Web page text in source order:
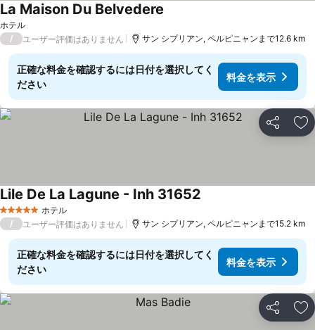
ホテル
La Maison Du Belvedere
/ ユーザー評価はありません サン シプリアン, ペルピニャンまで12.6 km
正確な料金を確認するには日付を選択してく
ださい
料金を表示
シェア お
5 ホテルのランク
ホテル
Lile De La Lagune - Inh 31652
/ ユーザー評価はありません サン シプリアン, ペルピニャンまで15.2 km
正確な料金を確認するには日付を選択してく
ださい
料金を表示
シェア お